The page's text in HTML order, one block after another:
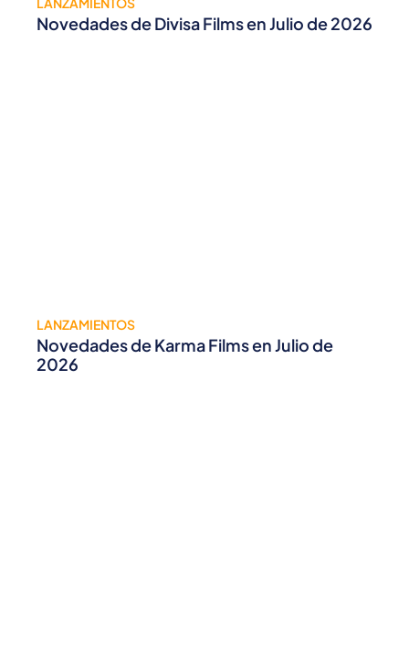
Novedades de Divisa Films en Julio de 2026
LANZAMIENTOS
Novedades de Karma Films en Julio de
2026